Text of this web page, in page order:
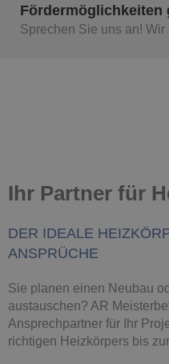
Fördermöglichkeiten
Sprechen Sie uns an! Wir
Ihr Partner für
DER IDEALE
ANSPRÜCHE
Sie planen einen Neubau
austauschen? AR
Ansprechpartner für Ihr
richtigen Heizkörpers bis